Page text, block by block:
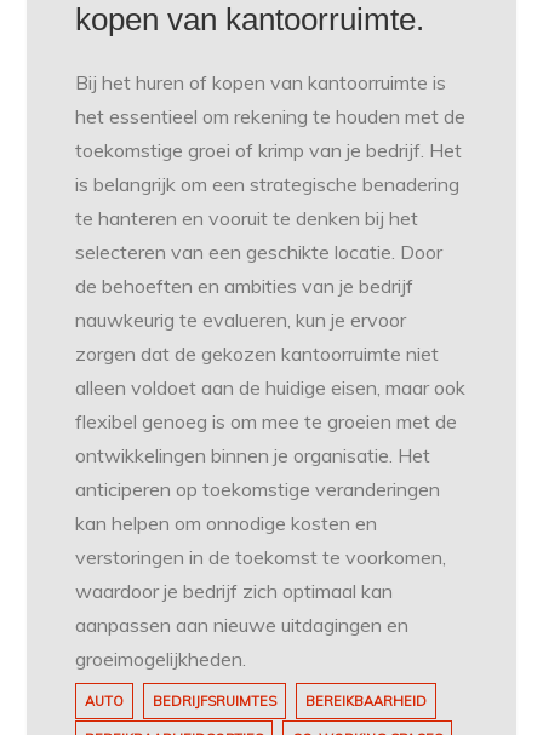
kopen van kantoorruimte.
Bij het huren of kopen van kantoorruimte is
het essentieel om rekening te houden met de
toekomstige groei of krimp van je bedrijf. Het
is belangrijk om een strategische benadering
te hanteren en vooruit te denken bij het
selecteren van een geschikte locatie. Door
de behoeften en ambities van je bedrijf
nauwkeurig te evalueren, kun je ervoor
zorgen dat de gekozen kantoorruimte niet
alleen voldoet aan de huidige eisen, maar ook
flexibel genoeg is om mee te groeien met de
ontwikkelingen binnen je organisatie. Het
anticiperen op toekomstige veranderingen
kan helpen om onnodige kosten en
verstoringen in de toekomst te voorkomen,
waardoor je bedrijf zich optimaal kan
aanpassen aan nieuwe uitdagingen en
groeimogelijkheden.
AUTO BEDRIJFSRUIMTES BEREIKBAARHEID